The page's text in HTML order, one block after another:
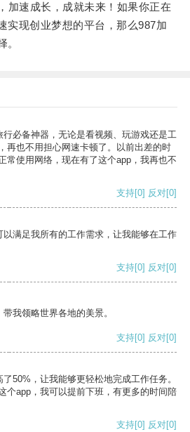
速成长，成就未来！如果你正在
实现创业梦想的平台，那么987加
。
必备神器，无论是看视频、玩游戏还是工
再也不用担心网速卡顿了。以前出差的时
常使用网络，现在有了这个app，我再也不
支持[0] 反对[0]
满足我所有的工作需求，让我能够在工作
支持[0] 反对[0]
我领略世界各地的美景。
支持[0] 反对[0]
50%，让我能够更轻松地完成工作任务。
个app，我可以提前下班，有更多的时间陪
支持[0] 反对[0]